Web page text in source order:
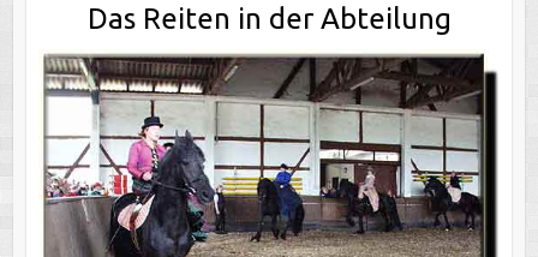
Das Reiten in der Abteilung